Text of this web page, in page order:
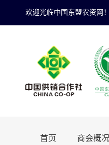
欢迎光临中国东盟农资网！
首页 商会概况